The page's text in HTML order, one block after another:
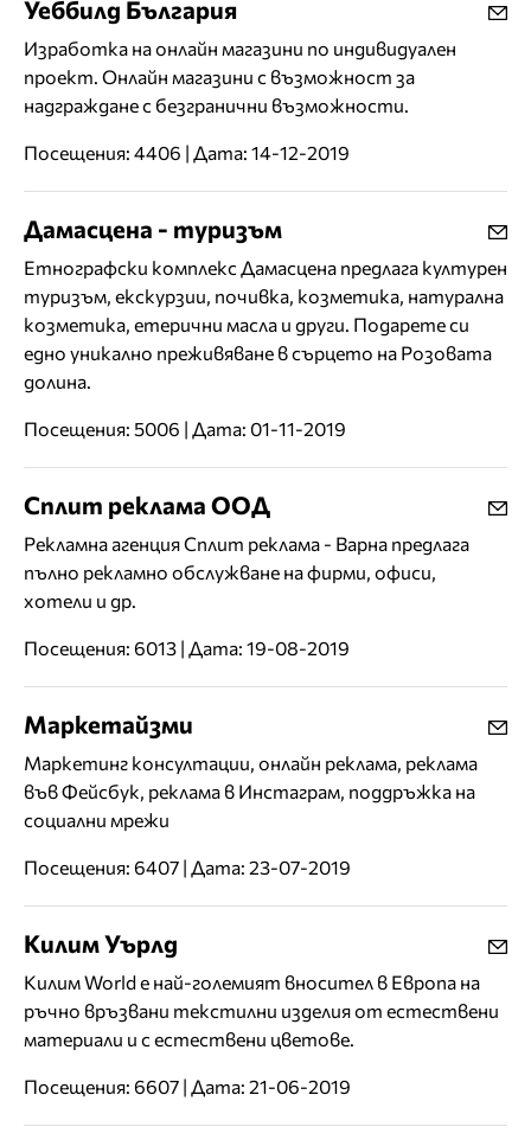
Уеббилд България
Изработка на онлайн магазини по индивидуален
проект. Онлайн магазини с възможност за
надграждане с безгранични възможности.
Посещения: 4406 | Дата: 14-12-2019
Дамасцена - туризъм
Етнографски комплекс Дамасцена предлага културен
туризъм, екскурзии, почивка, козметика, натурална
козметика, етерични масла и други. Подарете си
едно уникално преживяване в сърцето на Розовата
долина.
Посещения: 5006 | Дата: 01-11-2019
Сплит реклама ООД
Рекламна агенция Сплит реклама - Варна предлага
пълно рекламно обслужване на фирми, офиси,
хотели и др.
Посещения: 6013 | Дата: 19-08-2019
Маркетайзми
Маркетинг консултации, онлайн реклама, реклама
във Фейсбук, реклама в Инстаграм, поддръжка на
социални мрежи
Посещения: 6407 | Дата: 23-07-2019
Килим Уърлд
Килим World е най-големият вносител в Европа на
ръчно връзвани текстилни изделия от естествени
материали и с естествени цветове.
Посещения: 6607 | Дата: 21-06-2019